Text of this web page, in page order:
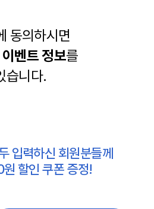
동의하시면
이벤트 정보를
습니다.
입력하신 회원분들께
할인 쿠폰 증정!